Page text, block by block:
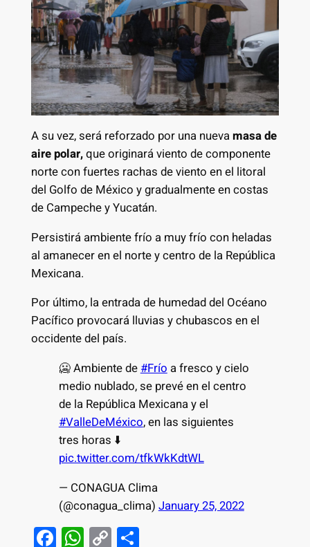
A su vez, será reforzado por una nuevamasa de
aire polar,que originará viento de componente
norte con fuertes rachas de viento en el litoral
del Golfo de México y gradualmente en costas
de Campeche y Yucatán.
Persistirá ambiente frío a muy frío con heladas
al amanecer en el norte y centro de la República
Mexicana.
Por último, la entrada de humedad del Océano
Pacífico provocará lluvias y chubascos en el
occidente del país.
🥶 Ambiente de#Fríoa fresco y cielo
medio nublado, se prevé en el centro
de la República Mexicana y el
#ValleDeMéxico, en las siguientes
tres horas ⬇️
pic.twitter.com/tfkWkKdtWL
— CONAGUA Clima
(@conagua_clima)January 25, 2022
F W C S